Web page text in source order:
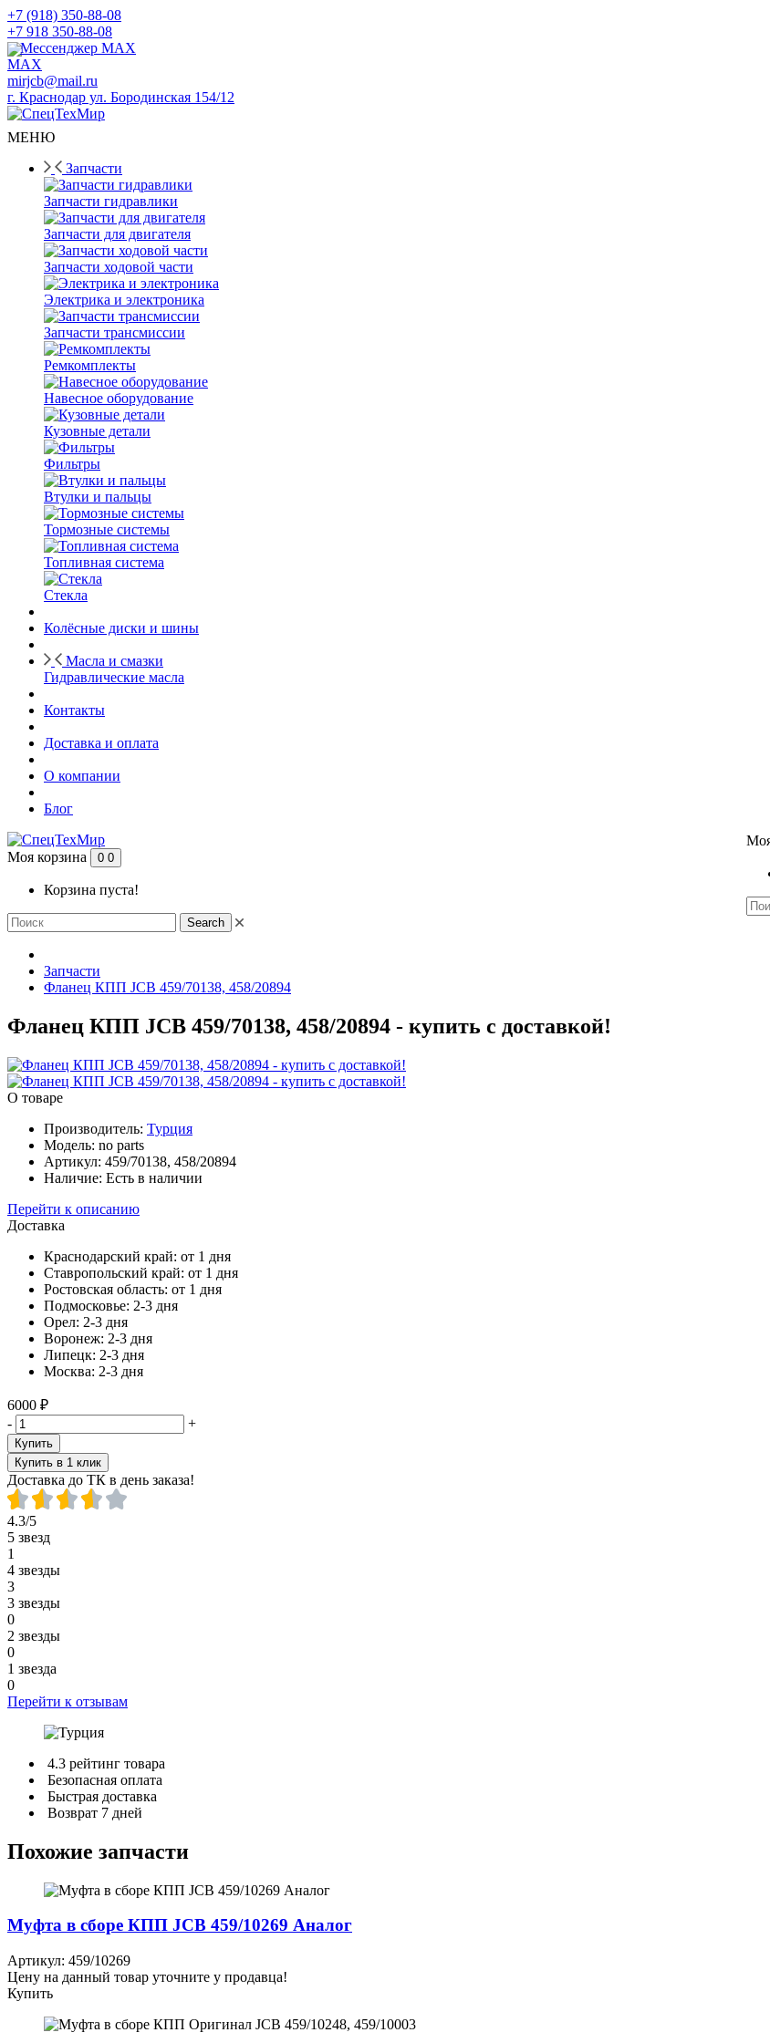
+7 (918) 350-88-08
+7 918 350-88-08
Мессенджер MAX
mirjcb@mail.ru
г. Краснодар ул. Бородинская 154/12
МЕНЮ
Запчасти
Запчасти гидравлики
Запчасти для двигателя
Запчасти ходовой части
Электрика и электроника
Запчасти трансмиссии
Ремкомплекты
Навесное оборудование
Кузовные детали
Фильтры
Втулки и пальцы
Тормозные системы
Топливная система
Стекла
Колёсные диски и шины
Масла и смазки
Гидравлические масла
Контакты
Доставка и оплата
О компании
Блог
Моя корзина 0 0
Корзина пуста!
Search
Запчасти
Фланец КПП JCB 459/70138, 458/20894
Фланец КПП JCB 459/70138, 458/20894 - купить с доставкой!
О товаре
Производитель: Турция
Модель: no parts
Артикул: 459/70138, 458/20894
Наличие: Есть в наличии
Перейти к описанию
Доставка
Краснодарский край: от 1 дня
Ставропольский край: от 1 дня
Ростовская область: от 1 дня
Подмосковье: 2-3 дня
Орел: 2-3 дня
Воронеж: 2-3 дня
Липецк: 2-3 дня
Москва: 2-3 дня
6000 ₽
-
+
Купить
Купить в 1 клик
Доставка до ТК в день заказа!
4.3/5
5 звезд
1
4 звезды
3
3 звезды
0
2 звезды
0
1 звезда
0
Перейти к отзывам
4.3 рейтинг товара
Безопасная оплата
Быстрая доставка
Возврат 7 дней
Похожие запчасти
Муфта в сборе КПП JCB 459/10269 Аналог
Артикул: 459/10269
Цену на данный товар уточните у продавца!
Купить